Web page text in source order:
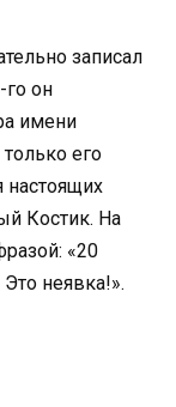
записал
го он
имени
его
Костик. На
«20
неявка!».